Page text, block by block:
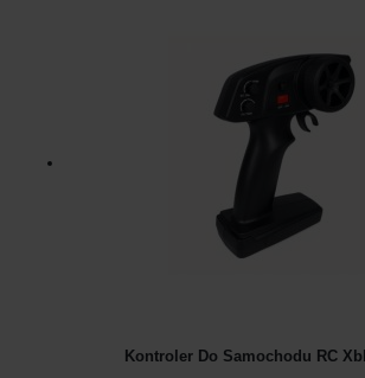
Kontroler Do Samochodu RC